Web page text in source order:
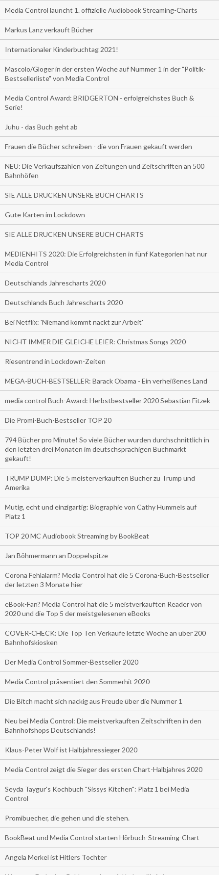
Media Control launcht 1. offizielle Audiobook Streaming-Charts
Markus Lanz verkauft Bücher
Internationaler Kinderbuchtag 2021!
Mascolo/Gloger in der ersten Woche auf Nummer 1 in der "Politik-
Bestsellerliste" von Media Control
Media Control Award: BRIDGERTON - erfolgreichstes Buch &
Serie!
Juhu - das Buch geht ab
Frauen die Bücher schreiben - die von Frauen gekauft werden
NEU: Die Verkaufszahlen von Zeitungen und Zeitschriften an 500
Bahnhöfen
SIE ALLE DRUCKEN UNSERE BUCH CHARTS
Gute Karten im Lockdown
SIE ALLE DRUCKEN UNSERE BUCH CHARTS
MEDIENHITS 2020: Die Erfolgreichsten in fünf Kategorien hat nur
Media Control
Deutschlands Jahrescharts 2020
Deutschlands Buch Jahrescharts 2020
Bei Netflix: 'Niemand kommt nackt zur Arbeit'
NICHT IMMER DIE GLEICHE LEIER: Christmas Songs 2020
Riesentrend in Lockdown-Zeiten
MEGA-BUCH-BESTSELLER: Barack Obama - Ein verheißenes Land
media control Buch-Award: Herbstbestseller 2020 Sebastian Fitzek
Die Promi-Buch-Bestseller TOP 20
794 Bücher pro Minute! So viele Bücher wurden durchschnittlich in
den letzten drei Monaten im deutschsprachigen Buchmarkt
gekauft!
TRUMP DUMP: Die 5 meisterverkauften Bücher zu Trump und
Amerika
Mutig, echt und einzigartig: Biographie von Cathy Hummels auf
Platz 1
TOP 20 MC Audiobook Streaming by BookBeat
Jan Böhmermann an Doppelspitze
Corona Fehlalarm? Media Control hat die 5 Corona-Buch-Bestseller
der letzten 3 Monate hier
eBook-Fan? Media Control hat die 5 meistverkauften Reader von
2020 und die Top 5 der meistgelesenen eBooks
COVER-CHECK: Die Top Ten Verkäufe letzte Woche an über 200
Bahnhofskiosken
Der Media Control Sommer-Bestseller 2020
Media Control präsentiert den Sommerhit 2020
Die Bitch macht sich nackig aus Freude über die Nummer 1
Neu bei Media Control: Die meistverkauften Zeitschriften in den
Bahnhofshops Deutschlands!
Klaus-Peter Wolf ist Halbjahressieger 2020
Media Control zeigt die Sieger des ersten Chart-Halbjahres 2020
Seyda Taygur's Kochbuch "Sissys Kitchen": Platz 1 bei Media
Control
Promibuecher, die gehen und die stehen.
BookBeat und Media Control starten Hörbuch-Streaming-Chart
Angela Merkel ist Hitlers Tochter